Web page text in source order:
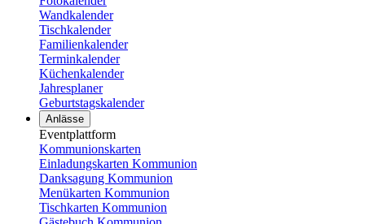
Wandkalender
Tischkalender
Familienkalender
Terminkalender
Küchenkalender
Jahresplaner
Geburtstagskalender
Anlässe
Eventplattform
Kommunionskarten
Einladungskarten Kommunion
Danksagung Kommunion
Menükarten Kommunion
Tischkarten Kommunion